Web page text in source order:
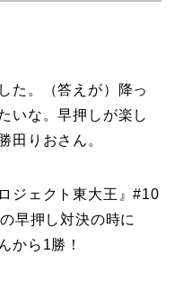
た。（答えが）降っ
いな。早押しが楽し
田りおさん。
ジェクト東大王』#10
早押し対決の時に
から1勝！